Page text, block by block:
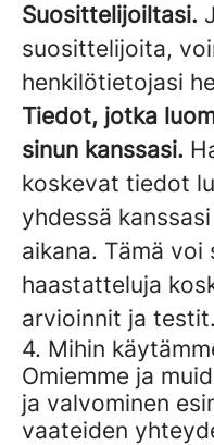
Suosittelijoiltasi.
suosittelijoita,
henkilötietojasi
Tiedot, jotka
sinun kanssasi.
koskevat tiedot
yhdessä
aikana. Tämä voi
haastatteluja
arvioinnit ja testit.
4. Mihin
Omiemme ja
ja valvominen
vaateiden